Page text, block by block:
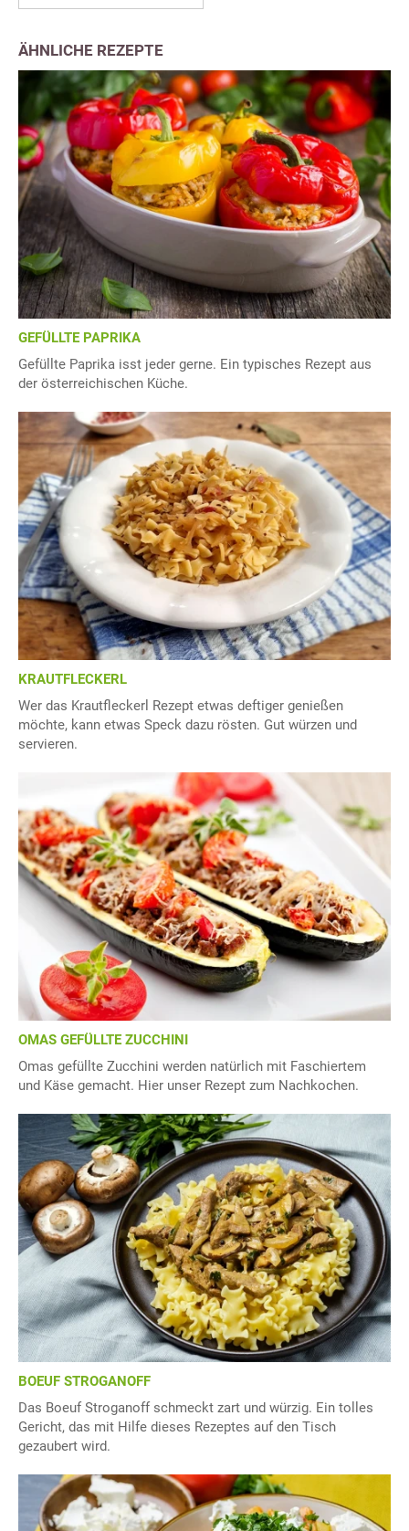
ÄHNLICHE REZEPTE
GEFÜLLTE PAPRIKA
Gefüllte Paprika isst jeder gerne. Ein typisches Rezept aus
der österreichischen Küche.
KRAUTFLECKERL
Wer das Krautfleckerl Rezept etwas deftiger genießen
möchte, kann etwas Speck dazu rösten. Gut würzen und
servieren.
OMAS GEFÜLLTE ZUCCHINI
Omas gefüllte Zucchini werden natürlich mit Faschiertem
und Käse gemacht. Hier unser Rezept zum Nachkochen.
BOEUF STROGANOFF
Das Boeuf Stroganoff schmeckt zart und würzig. Ein tolles
Gericht, das mit Hilfe dieses Rezeptes auf den Tisch
gezaubert wird.